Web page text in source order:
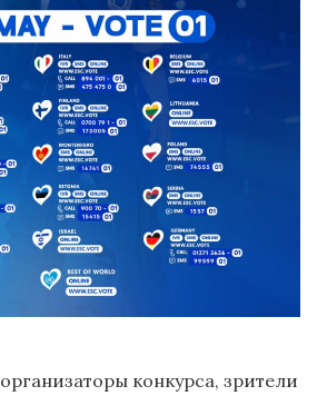
конкурса, зрители